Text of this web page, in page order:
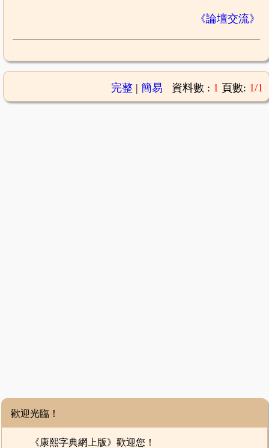
《論壇交流》
完整| 簡易 資料數 : 1 頁數: 1/1
歡迎光臨！
《康熙字典網上版》歡迎您！